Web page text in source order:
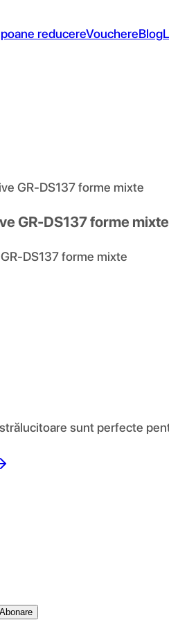
reducereVouchereBlog
GR-DS137 forme mixte
GR-DS137 forme mixte
sunt perfecte
Abonare